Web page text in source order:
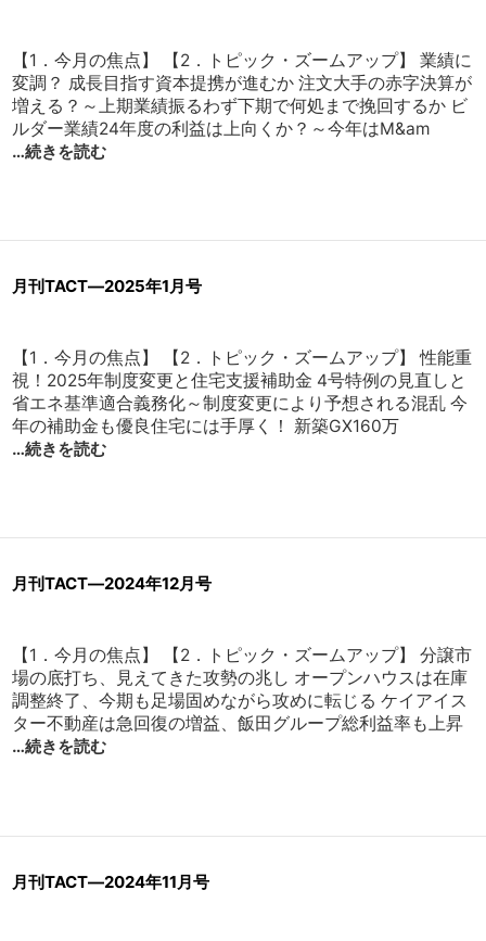
【1．今月の焦点】 【2．トピック・ズームアップ】 業績に
変調？ 成長目指す資本提携が進むか 注文大手の赤字決算が
増える？～上期業績振るわず下期で何処まで挽回するか ビ
ルダー業績24年度の利益は上向くか？～今年はM&am
…続きを読む
月刊TACT―2025年1月号
【1．今月の焦点】 【2．トピック・ズームアップ】 性能重
視！2025年制度変更と住宅支援補助金 4号特例の見直しと
省エネ基準適合義務化～制度変更により予想される混乱 今
年の補助金も優良住宅には手厚く！ 新築GX160万
…続きを読む
月刊TACT―2024年12月号
【1．今月の焦点】 【2．トピック・ズームアップ】 分譲市
場の底打ち、見えてきた攻勢の兆し オープンハウスは在庫
調整終了、今期も足場固めながら攻めに転じる ケイアイス
ター不動産は急回復の増益、飯田グループ総利益率も上昇
…続きを読む
月刊TACT―2024年11月号